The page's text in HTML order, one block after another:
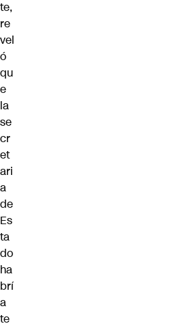
te,
re
vel
ó
qu
e
la
se
cr
et
ari
a
de
Es
ta
do
ha
brí
a
te